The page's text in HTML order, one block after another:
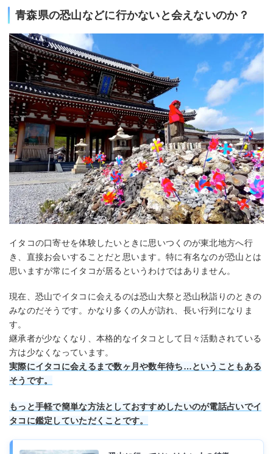
青森県の恐山などに行かないと会えないのか？
イタコの口寄せを体験したいときに思いつくのが東北地方へ行
き、直接お会いすることだと思います。特に有名なのが恐山とは
思いますが常にイタコが居るというわけではありません。
現在、恐山でイタコに会えるのは恐山大祭と恐山秋詣りのときの
みなのだそうです。かなり多くの人が訪れ、長い行列になりま
す。
継承者が少なくなり、本格的なイタコとして日々活動されている
方は少なくなっています。
実際にイタコに会えるまで数ヶ月や数年待ち…ということもある
そうです。
もっと手軽で簡単な方法としておすすめしたいのが電話占いでイ
タコに鑑定していただくことです。